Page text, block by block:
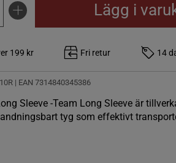
Lägg i
199 kr Fri retur 14
| EAN 7314840345386
Sleeve -Team Long Sleeve är
tyg som effektivt